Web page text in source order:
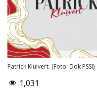
Patrick Kluivert. (Foto: Dok PSSI)
1,031